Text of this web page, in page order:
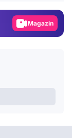
Magazin